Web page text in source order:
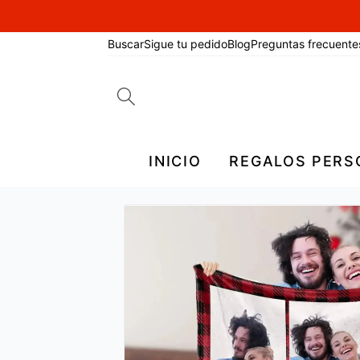
BuscarSigue tu pedidoBlogPreguntas
INICIO REGALOS